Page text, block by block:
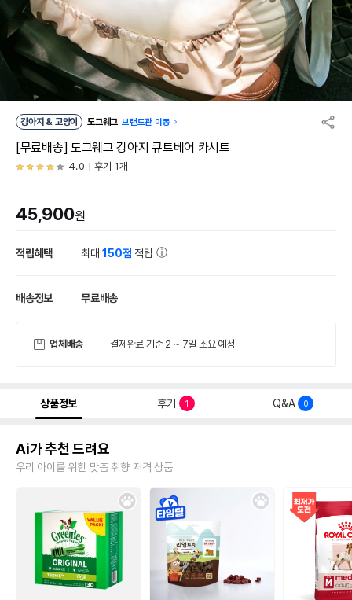
강아지 & 고양이 도그웨그 브랜드관 이동
[무료배송] 도그웨그 강아지 큐트베어 카시트
4.0 후기 1개
45,900원
적립혜택 최대150점 적립
배송정보 무료배송
업체배송 결제완료 기준 2 ~ 7일 소요 예정
상품정보 후기 1 Q&A 0
Ai가 추천 드려요
우리 아이를 위한 맞춤 취향 저격 상품